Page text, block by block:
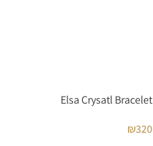
Elsa Crysatl Bracelet
₪320